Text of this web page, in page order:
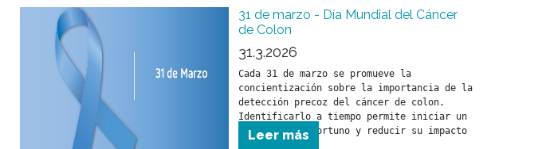
31 de marzo - Día Mundial del Cáncer
de Colon
31.3.2026
Cada 31 de marzo se promueve la
concientización sobre la importancia de la
detección precoz del cáncer de colon.
Identificarlo a tiempo permite iniciar un
tratamiento oportuno y reducir su impacto
Leer más